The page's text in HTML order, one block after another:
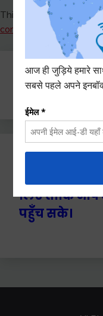
This site uses Akismet
comment data is
Search
for:
Ctrl+D दबाएँ
लिए ताकि आप
पहुँच सके।